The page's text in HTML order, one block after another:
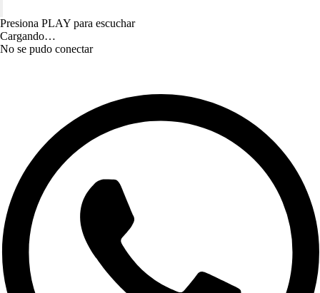
Presiona PLAY para escuchar
Cargando…
No se pudo conectar